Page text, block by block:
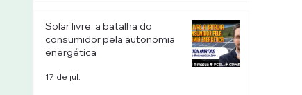
Solar livre: a batalha do
consumidor pela autonomia
energética
17 de jul.